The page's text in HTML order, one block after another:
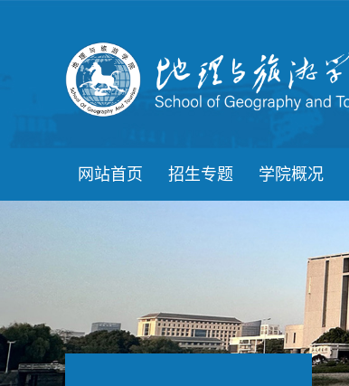
网站首页 招生专题 学院概况